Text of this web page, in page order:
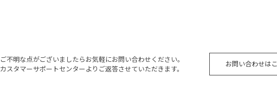
ご不明な点がございましたらお気軽にお問い合わせください。
カスタマーサポートセンターよりご返答させていただきます。
お問い合わせは